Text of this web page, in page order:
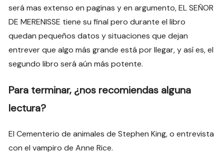
será mas extenso en paginas y en argumento, EL SEÑOR
DE MERENISSE tiene su final pero durante el libro
quedan pequeños datos y situaciones que dejan
entrever que algo más grande está por llegar, y así es, el
segundo libro será aún más potente.
Para terminar, ¿nos recomiendas alguna
lectura?
El Cementerio de animales de Stephen King, o entrevista
con el vampiro de Anne Rice.